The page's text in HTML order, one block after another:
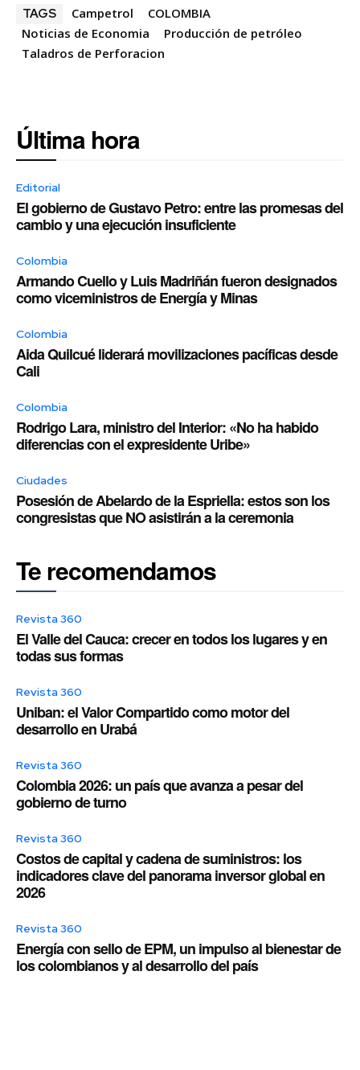
TAGS Campetrol
COLOMBIA
Noticias de Economia
Producción de petróleo
Taladros de Perforacion
Última hora
Editorial
El gobierno de Gustavo Petro: entre las promesas del
cambio y una ejecución insuficiente
Colombia
Armando Cuello y Luis Madriñán fueron designados
como viceministros de Energía y Minas
Colombia
Aida Quilcué liderará movilizaciones pacíficas desde
Cali
Colombia
Rodrigo Lara, ministro del Interior: «No ha habido
diferencias con el expresidente Uribe»
Ciudades
Posesión de Abelardo de la Espriella: estos son los
congresistas que NO asistirán a la ceremonia
Te recomendamos
Revista 360
El Valle del Cauca: crecer en todos los lugares y en
todas sus formas
Revista 360
Uniban: el Valor Compartido como motor del
desarrollo en Urabá
Revista 360
Colombia 2026: un país que avanza a pesar del
gobierno de turno
Revista 360
Costos de capital y cadena de suministros: los
indicadores clave del panorama inversor global en
2026
Revista 360
Energía con sello de EPM, un impulso al bienestar de
los colombianos y al desarrollo del país